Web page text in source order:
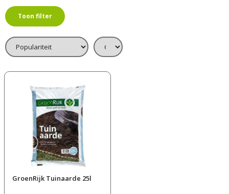
Toon filter
GroenRijk Tuinaarde 25l